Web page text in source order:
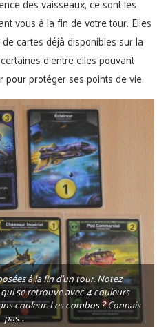
des vaisseaux, ce sont les
vous à la fin de votre tour. Elles
cartes déjà disponibles sur la
d’entre elles pouvant
protéger ses points de vie.
à la fin d’un tour. Notez
se retrouve avec 4 couleurs
couleur. Les combos ? Connais
pas….